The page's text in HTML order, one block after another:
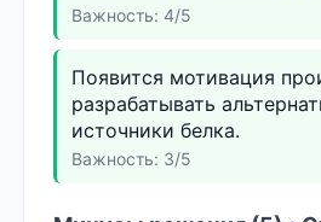
Важность: 4/5
Появится мотивация
разрабатывать
источники белка.
Важность: 3/5